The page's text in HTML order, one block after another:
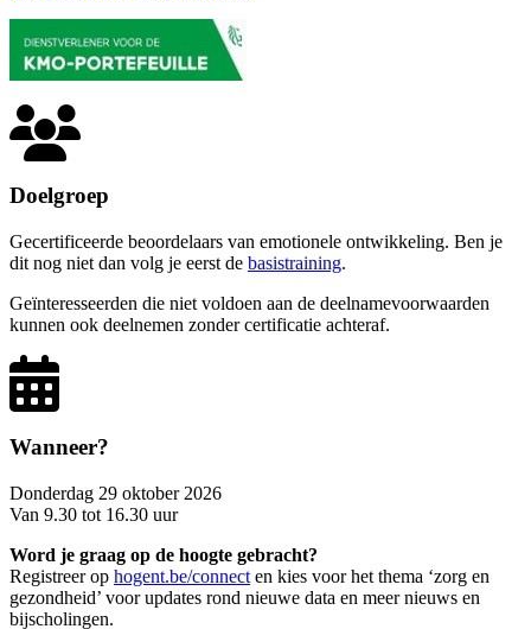
Doelgroep
Gecertificeerde beoordelaars van emotionele ontwikkeling. Ben je
dit nog niet dan volg je eerst de basistraining.
Geïnteresseerden die niet voldoen aan de deelnamevoorwaarden
kunnen ook deelnemen zonder certificatie achteraf.
Wanneer?
Donderdag 29 oktober 2026
Van 9.30 tot 16.30 uur
Word je graag op de hoogte gebracht?
Registreer op hogent.be/connect en kies voor het thema ‘zorg en
gezondheid’ voor updates rond nieuwe data en meer nieuws en
bijscholingen.